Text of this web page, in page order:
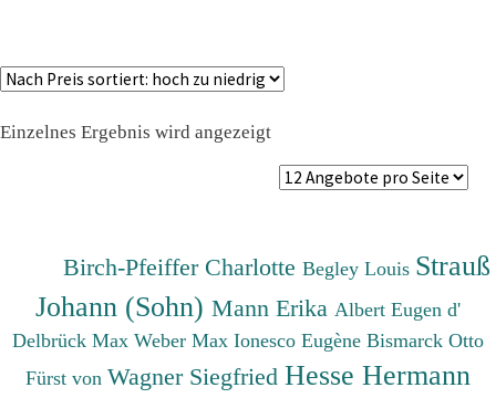
Einzelnes Ergebnis wird angezeigt
Birch-Pfeiffer CharlotteBegley Louis Strauß
Johann (Sohn) Mann Erika Albert Eugen d'
Delbrück Max Weber Max Ionesco Eugène Bismarck Otto
Fürst von Wagner Siegfried Hesse Hermann